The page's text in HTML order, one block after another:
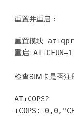
重置并重启：
重置模块
重启
检查SIM卡是否注
AT+COPS?
+COPS: